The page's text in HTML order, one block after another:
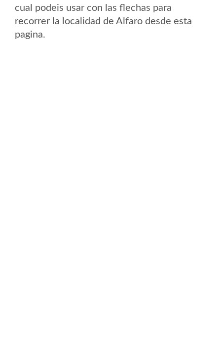
cual podeis usar con las flechas para
recorrer la localidad de Alfaro desde esta
pagina.